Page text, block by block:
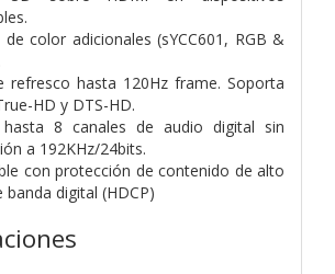
de color adicionales (sYCC601, RGB &
refresco hasta 120Hz frame. Soporta
HD y DTS-HD.
hasta 8 canales de audio digital sin
a 192KHz/24bits.
con protección de contenido de alto
banda digital (HDCP)